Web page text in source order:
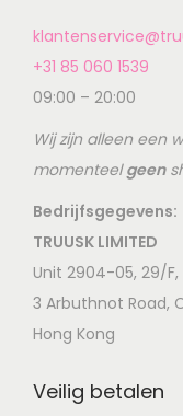
+31 85 060 1539
09:00 – 20:00
Wij zijn alleen een
momenteelgeen
Bedrijfsgegevens:
TRUUSK LIMITED
Unit 2904-05, 29/
3 Arbuthnot Road,
Hong Kong
Veilig betalen